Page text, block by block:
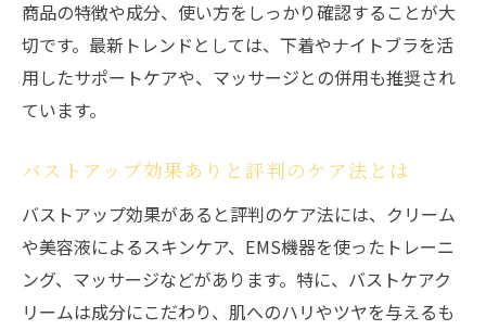
商品の特徴や成分、使い方をしっかり確認することが大
切です。最新トレンドとしては、下着やナイトブラを活
用したサポートケアや、マッサージとの併用も推奨され
ています。
バストアップ効果ありと評判のケア法とは
バストアップ効果があると評判のケア法には、クリーム
や美容液によるスキンケア、EMS機器を使ったトレーニ
ング、マッサージなどがあります。特に、バストケアク
リームは成分にこだわり、肌へのハリやツヤを与えるも